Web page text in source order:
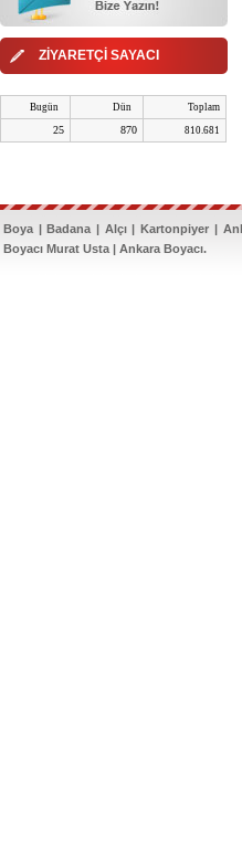
ZİYARETÇİ SAYACI
Bugün Dün Toplam
25 870 810.681
Boya | Badana | Alçı | Kartonpiyer |
Boyacı Murat Usta | Ankara Boyacı.